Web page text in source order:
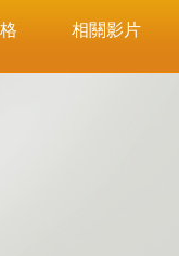
相關影片